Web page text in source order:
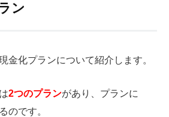
ン
金化プランについて紹介します。
2つのプランがあり、プランに
のです。